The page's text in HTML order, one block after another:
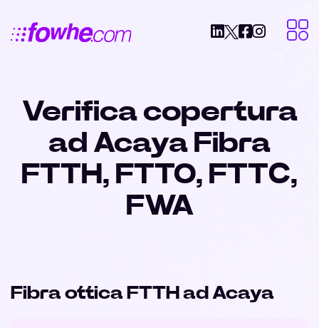
Verifica copertura
ad Acaya Fibra
FTTH, FTTO, FTTC,
FWA
Fibra ottica FTTH ad Acaya